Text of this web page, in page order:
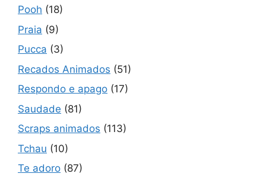
Pooh (18)
Praia (9)
Pucca (3)
Recados Animados (51)
Respondo e apago (17)
Saudade (81)
Scraps animados (113)
Tchau (10)
Te adoro (87)